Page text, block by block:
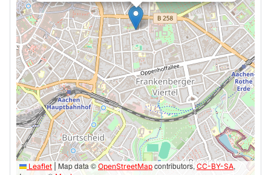
Leaflet Map data © OpenStreetMap contributors,CC-BY-SA,